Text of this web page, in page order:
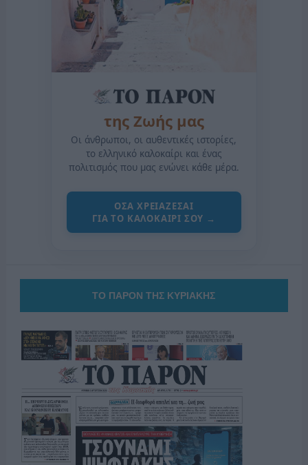
της Ζωής μας
Οι άνθρωποι, οι αυθεντικές ιστορίες,
το ελληνικό καλοκαίρι και ένας
πολιτισμός που μας ενώνει κάθε μέρα.
ΟΣΑ ΧΡΕΙΑΖΕΣΑΙ
ΓΙΑ ΤΟ ΚΑΛΟΚΑΙΡΙ ΣΟΥ →
ΤΟ ΠΑΡΟΝ ΤΗΣ ΚΥΡΙΑΚΗΣ